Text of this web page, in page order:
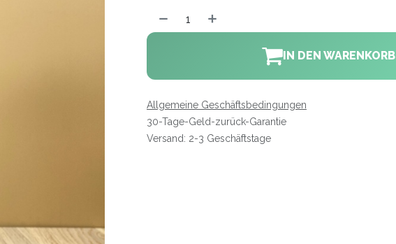
IN DEN WARENKORB
Allgemeine Geschäftsbedingungen
30-Tage-Geld-zurück-Garantie
Versand: 2-3 Geschäftstage